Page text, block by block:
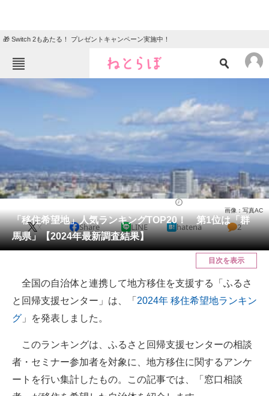
🎁 Switch 2もあたる！ プレゼントキャンペーン実施中！
ねとらぼメニュー
クイズ
グルメ
住まい 教育・育児
動物 リサーチ
会員記事
メディア
ITの今と未来を見通す
スマホと通信の最新トレンド
進化するPCとデバイスの未来
好きが集まる 比べて選べる
「移住希望地」人気ランキングTOP20！ 第1位は「群
馬県」【2024年最新調査結果】
画像：写真AC
X Share LINE hatena 2
目次を表示
全国の自治体と連携して地方移住を支援する「ふるさ
と回帰支援センター」は、「 2024年 移住希望地ランキン
グ 」を発表しました。
このランキングは、ふるさと回帰支援センターの相談
者・セミナー参加者を対象に、地方移住に関するアンケ
ートを行い集計したもの。この記事では、「窓口相談